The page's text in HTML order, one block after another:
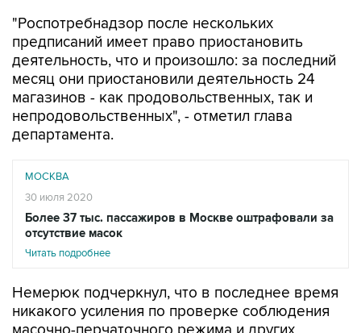
"Роспотребнадзор после нескольких
предписаний имеет право приостановить
деятельность, что и произошло: за последний
месяц они приостановили деятельность 24
магазинов - как продовольственных, так и
непродовольственных", - отметил глава
департамента.
МОСКВА
30 июля 2020
Более 37 тыс. пассажиров в Москве оштрафовали за
отсутствие масок
Читать подробнее
Немерюк подчеркнул, что в последнее время
никакого усиления по проверке соблюдения